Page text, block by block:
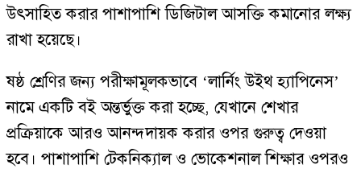
উৎসাহিত করার পাশাপাশি ডিজিটাল আসক্তি কমানোর লক্ষ্য
রাখা হয়েছে।
ষষ্ঠ শ্রেণির জন্য পরীক্ষামূলকভাবে ‘লার্নিং উইথ হ্যাপিনেস’
নামে একটি বই অন্তর্ভুক্ত করা হচ্ছে, যেখানে শেখার
প্রক্রিয়াকে আরও আনন্দদায়ক করার ওপর গুরুত্ব দেওয়া
হবে। পাশাপাশি টেকনিক্যাল ও ভোকেশনাল শিক্ষার ওপরও